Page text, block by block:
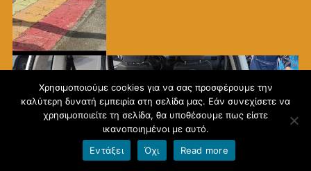
Χρησιμοποιούμε cookies για να σας προσφέρουμε την
καλύτερη δυνατή εμπειρία στη σελίδα μας. Εάν συνεχίσετε να
χρησιμοποιείτε τη σελίδα, θα υποθέσουμε πως είστε
ικανοποιημένοι με αυτό.
Εντάξει
Όχι Read more